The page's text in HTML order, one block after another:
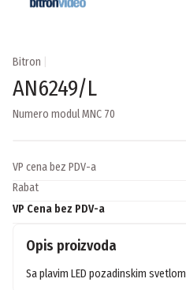
Brendovi
Usluge i rešenja
Lokacije
Newsletter
Bitron
AN6249/L
Numero modul MNC 70
VP cena bez PDV-a
Rabat
VP Cena bez PDV-a
Opis proizvoda
Sa plavim LED pozadinskim svetlom